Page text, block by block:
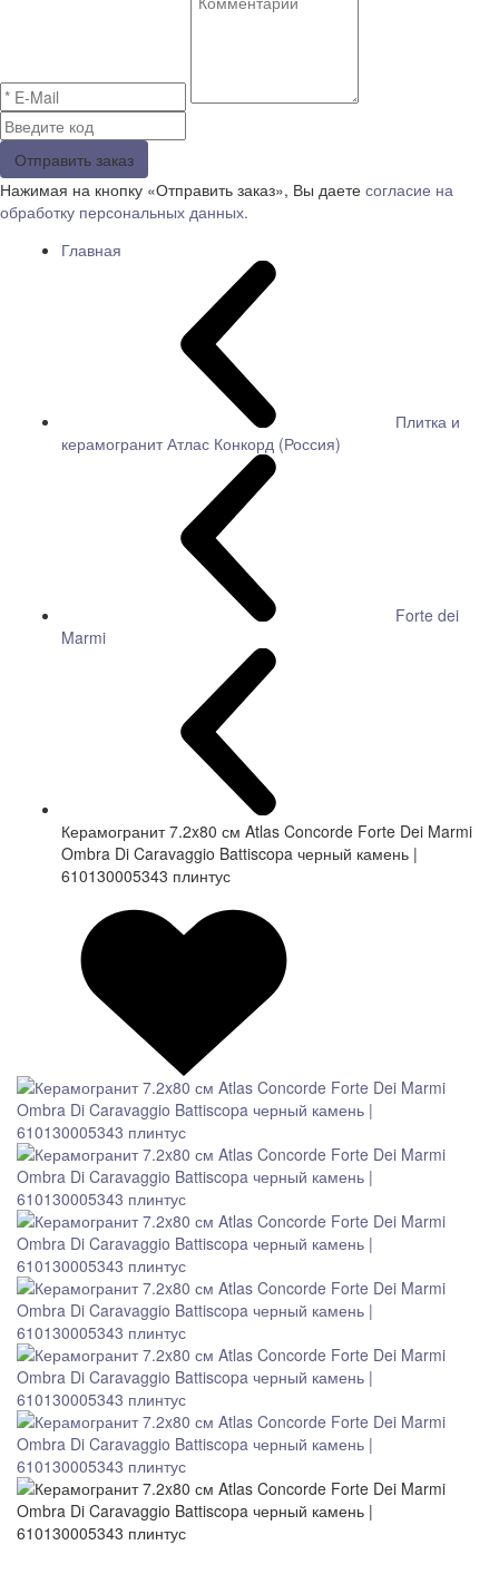
Отправить заказ
Нажимая на кнопку «Отправить заказ», Вы даете согласие на
обработку персональных данных.
Главная
Плитка и
керамогранит Атлас Конкорд (Россия)
Forte dei
Marmi
Керамогранит 7.2x80 см Atlas Concorde Forte Dei Marmi
Ombra Di Caravaggio Battiscopa черный камень |
610130005343 плинтус